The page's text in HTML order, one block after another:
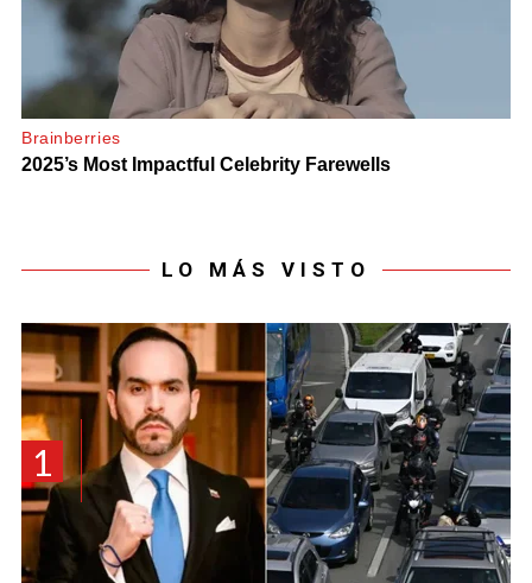
LO MÁS VISTO
1